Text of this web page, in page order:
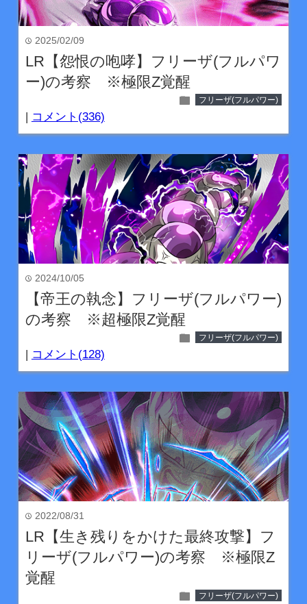
time 2025/02/09
LR【怨恨の咆哮】フリーザ(フルパワ
ー)の考察 ※極限Z覚醒
folder フリーザ(フルパワー)
| コメント(336)
time 2024/10/05
【帝王の執念】フリーザ(フルパワー)
の考察 ※超極限Z覚醒
folder フリーザ(フルパワー)
| コメント(128)
time 2022/08/31
LR【生き残りをかけた最終攻撃】フ
リーザ(フルパワー)の考察 ※極限Z
覚醒
folder フリーザ(フルパワー)